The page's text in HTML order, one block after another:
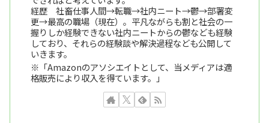
経歴 社畜仕事人間→転職→社内ニート→鬱→部署変
更→最高の職場（現在）。平凡ながらも割と社会の一
握りしか経験できない社内ニートからの鬱なども経験
しており、それらの経験談や解決過程なども公開して
いきます。
※「Amazonのアソシエイトとして、当メディアは適
格販売により収入を得ています。」